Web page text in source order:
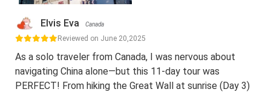
Elvis Eva Canada
Reviewed on June 20,2025
As a solo traveler from Canada, I was nervous about
navigating China alone—but this 11-day tour was
PERFECT! From hiking the Great Wall at sunrise (Day 3)